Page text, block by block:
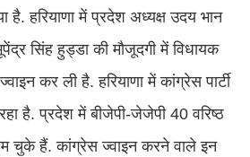
है. हरियाणा में प्रदेश अध्यक्ष उदय भान
सिंह हुड्डा की मौजूदगी में विधायक
कर ली है. हरियाणा में कांग्रेस पार्टी
है. प्रदेश में बीजेपी-जेजेपी 40 वरिष्ठ
चुके हैं. कांग्रेस ज्वाइन करने वाले इन